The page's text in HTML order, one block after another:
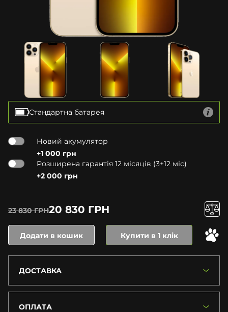
Стандартна батарея
Новий акумулятор
+1 000 грн
Розширена гарантія 12 місяців (3+12 міс)
+2 000 грн
23 830 ГРН20 830 ГРН
Додати в кошик Купити в 1 клік
ДОСТАВКА
ОПЛАТА